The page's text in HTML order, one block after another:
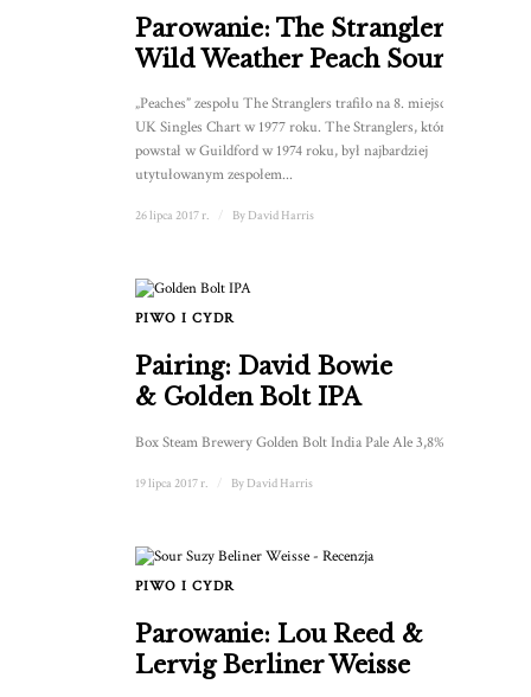
Parowanie: The Stranglers &
Wild Weather Peach Sour
„Peaches” zespołu The Stranglers trafiło na 8. miejsce listy
UK Singles Chart w 1977 roku. The Stranglers, który
powstał w Guildford w 1974 roku, był najbardziej
utytułowanym zespołem...
26 lipca 2017 r. By David Harris
PIWO I CYDR
Pairing: David Bowie
& Golden Bolt IPA
Box Steam Brewery Golden Bolt India Pale Ale 3,8% alk. ...
19 lipca 2017 r. By David Harris
PIWO I CYDR
Parowanie: Lou Reed &
Lervig Berliner Weisse